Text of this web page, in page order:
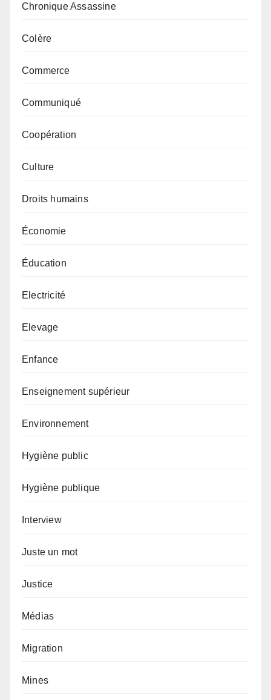
Chronique Assassine
Colère
Commerce
Communiqué
Coopération
Culture
Droits humains
Économie
Éducation
Electricité
Elevage
Enfance
Enseignement supérieur
Environnement
Hygiène public
Hygiène publique
Interview
Juste un mot
Justice
Médias
Migration
Mines